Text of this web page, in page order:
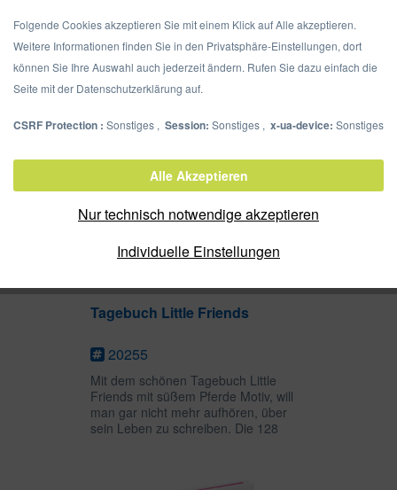
auch schlechte Momente festzuhalten. Es ist wichtig für sie, dass...
mehr erfahren »
Tagebuch Little Friends
20255
Mit dem schönen Tagebuch Little
Friends mit süßem Pferde Motiv, will
man gar nicht mehr aufhören, über
sein Leben zu schreiben. Die 128
Folgende Cookies akzeptieren Sie mit einem Klick auf Alle akzeptieren.
Weitere Informationen finden Sie in den Privatsphäre-Einstellungen, dort
können Sie Ihre Auswahl auch jederzeit ändern. Rufen Sie dazu einfach die
Seite mit der Datenschutzerklärung auf.
CSRF Protection : Sonstiges , Session: Sonstiges , x-ua-device: Sonstiges
Individuelle Einstellungen
Nur technisch notwendige akzeptieren
Alle Akzeptieren